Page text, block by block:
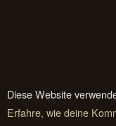
Diese Website
Erfahre, wie deine